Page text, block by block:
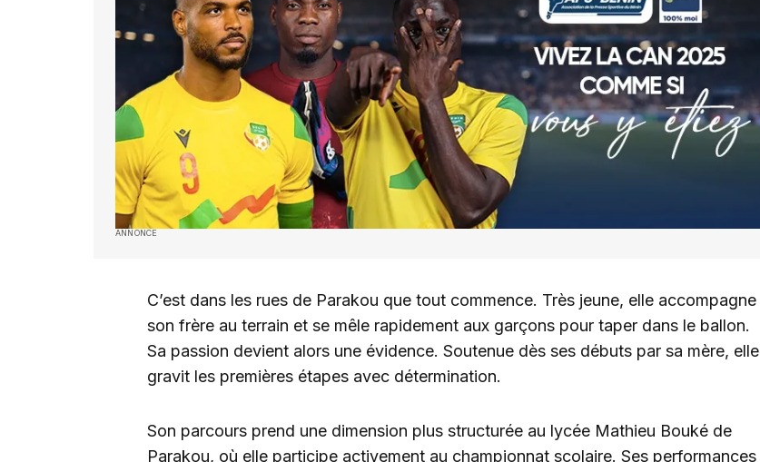
ANNONCE
C’est dans les rues de Parakou que tout commence. Très jeune, elle accompagne
son frère au terrain et se mêle rapidement aux garçons pour taper dans le ballon.
Sa passion devient alors une évidence. Soutenue dès ses débuts par sa mère, elle
gravit les premières étapes avec détermination.
Son parcours prend une dimension plus structurée au lycée Mathieu Bouké de
Parakou, où elle participe activement au championnat scolaire. Ses performances